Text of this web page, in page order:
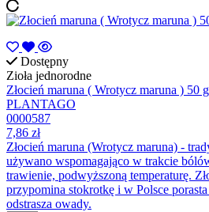
Dostępny
Zioła jednorodne
Złocień maruna ( Wrotycz maruna ) 50 g
PLANTAGO
0000587
7,86 zł
Złocień maruna (Wrotycz maruna) -
używano wspomagająco w trakcie
trawienie, podwyższoną temperaturę.
przypomina stokrotkę i w Polsce
odstrasza owady.